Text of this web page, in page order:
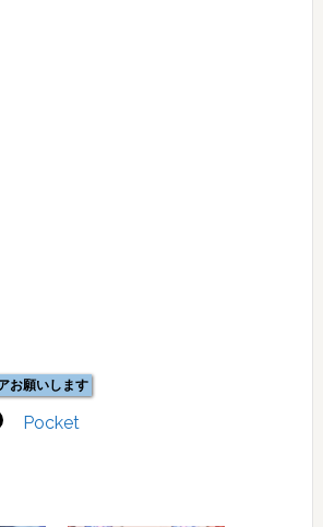
お願いします
Pocket